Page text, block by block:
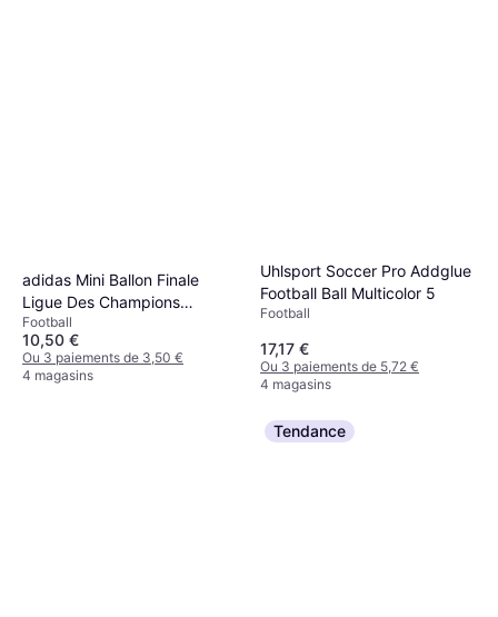
adidas Mini Ballon Finale
Ligue Des Champions
League 25 26
Football
10,50 €
Ou 3 paiements de 3,50 €
4 magasins
Uhlsport Soccer Pro Addglue
Football Ball Multicolor 5
Football
17,17 €
Ou 3 paiements de 5,72 €
4 magasins
Tendance